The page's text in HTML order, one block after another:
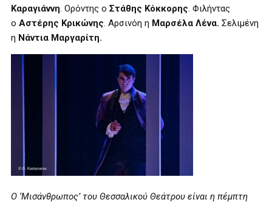
Καραγιάννη. Ορόντης ο Στάθης Κόκκορης. Φιλήντας
ο Αστέρης Κρικώνης. Αρσινόη η Μαρσέλα Λένα. Σελιμένη
η Νάντια Μαργαρίτη.
Ο ‘Μισάνθρωπος’ του Θεσσαλικού Θεάτρου είναι η πέμπτη